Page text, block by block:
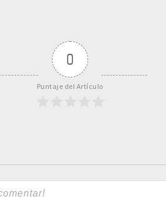
0
Puntaje del Artículo